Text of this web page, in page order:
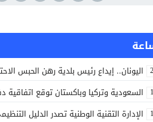
اليونان.. إيداع رئيس بلدية رهن الحبس
السعودية وتركيا وباكستان توقع اتفاقية
الإدارة التقنية الوطنية تصدر الدليل